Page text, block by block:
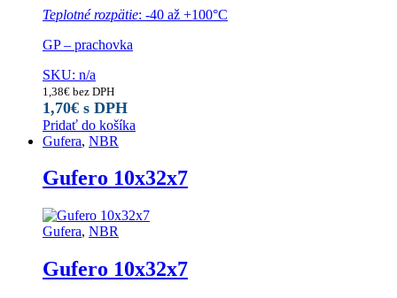
Teplotné rozpätie: -40 až +100°C
GP – prachovka
SKU: n/a
1,38€ bez DPH
1,70€ s DPH
Pridať do košíka
Gufera, NBR
Gufero 10x32x7
Gufera, NBR
Gufero 10x32x7